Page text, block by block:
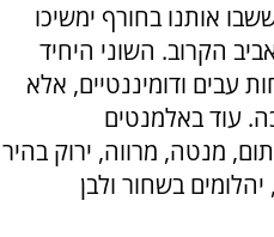
אותנו בחורף ימשיכו
הקרוב. השוני היחיד
עבים ודומיננטיים, אלא
עוד באלמנטים
מנטה, מרווה, ירוק בהיר
בשחור ולבן